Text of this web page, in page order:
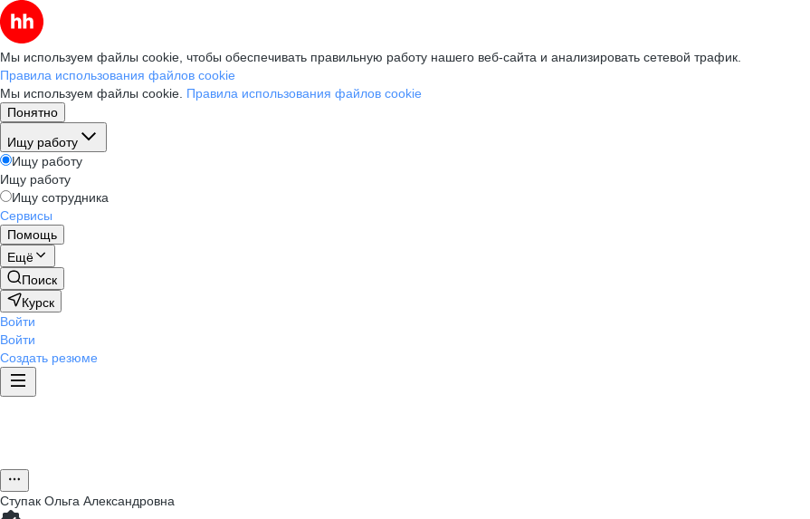
Мы используем файлы cookie, чтобы обеспечивать правильную работу нашего веб-сайта и анализировать сетевой трафик.
Правила использования файлов cookie
Мы используем файлы cookie. Правила использования файлов cookie
Понятно
Ищу работу
Ищу работу
Ищу работу
Ищу сотрудника
Сервисы
Помощь
Ещё
Поиск
Курск
Войти
Войти
Создать резюме
Ступак Ольга Александровна